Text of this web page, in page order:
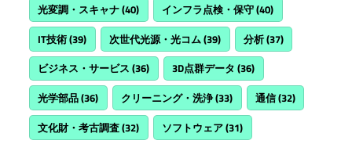
光変調・スキャナ(40) インフラ点検・保守(40)
IT技術(39) 次世代光源・光コム(39) 分析(37)
ビジネス・サービス (36) 3D点群データ (36)
光学部品(36) クリーニング・洗浄(33) 通信(32)
文化財・考古調査(32) ソフトウェア(31)